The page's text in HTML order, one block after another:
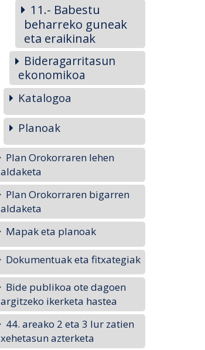
11.- Babestu
beharreko guneak
eta eraikinak
Bideragarritasun
ekonomikoa
Katalogoa
Planoak
Plan Orokorraren lehen
aldaketa
Plan Orokorraren bigarren
aldaketa
Mapak eta planoak
Dokumentuak eta fitxategiak
Bide publikoa ote dagoen
argitzeko ikerketa hastea
44. areako 2 eta 3 lur zatien
xehetasun azterketa